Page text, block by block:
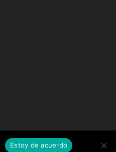
Estoy de acuerdo